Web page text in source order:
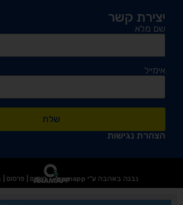
יצירת קשר
שם מלא
אימייל
שלח
הצהרת נגישות
נבנה באהבה ע"י Aramapp - קידום | פרסום | בניית אתרים